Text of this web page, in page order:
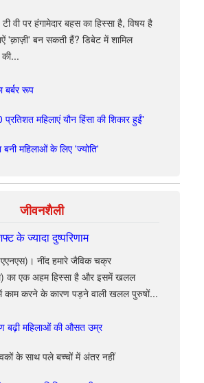
वी पर हंगामेदार बहस का हिस्सा है, विषय है
'क़ाज़ी' बन सकती हैं? डिबेट में शामिल
बर्बर रूप
महिलाएं यौन हिंसा की शिकार हुईं'
बनी महिलाओं के लिए 'ज्योति'
जीवनशैली
के ज्यादा दुष्परिणाम
नींद हमारे जैविक चक्र
का एक अहम हिस्सा है और इसमें खलल
काम करने के कारण पड़ने वाली खलल पुरुषों...
महिलाओं की औसत उम्र
के साथ पले बच्चों में अंतर नहीं